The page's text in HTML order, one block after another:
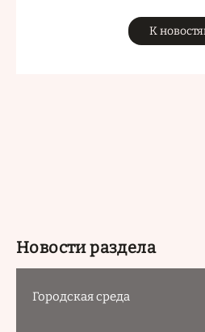
К
Новости раздела
Городская среда